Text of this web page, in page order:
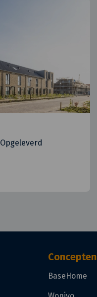
Opgeleverd
Concepten
BaseHome